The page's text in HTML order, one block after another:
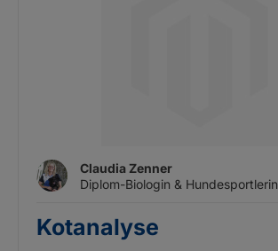
Claudia Zenner
Diplom-Biologin & Hundesportlerin
Kotanalyse